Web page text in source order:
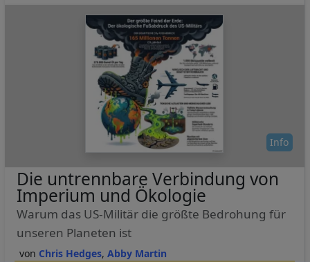
Info
Chris Hedges Abby Martin
Die untrennbare Verbindung von
Imperium und Ökologie
Warum das US-Militär die größte Bedrohung für
unseren Planeten ist